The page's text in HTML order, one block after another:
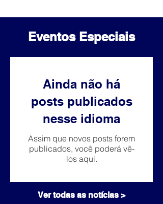
Eventos Especiais
Ainda não há
posts publicados
nesse idioma
Assim que novos posts forem
publicados, você poderá vê-
los aqui.
Ver todas as notícias >